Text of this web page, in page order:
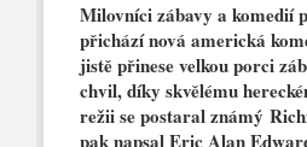
Milovníci zábavy a komedií
přichází nová americká
jistě přinese velkou porci
chvil, díky skvělému
režii se postaral známý
pak napsal Eric Alan